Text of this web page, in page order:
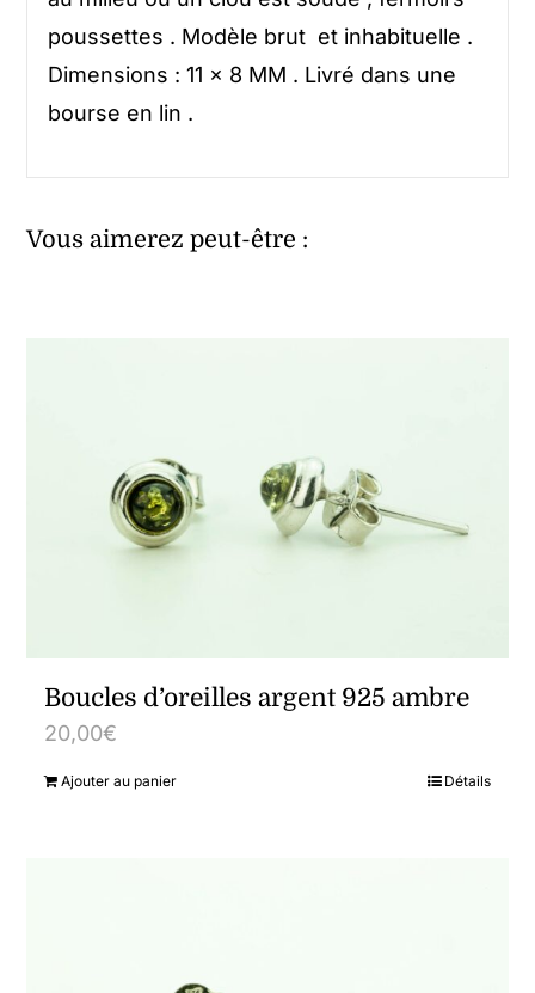
poussettes . Modèle brut et inhabituelle .
Dimensions : 11 x 8 MM . Livré dans une
bourse en lin .
Vous aimerez peut-être :
Boucles d’oreilles argent 925 ambre
20,00€
Ajouter au panier Détails